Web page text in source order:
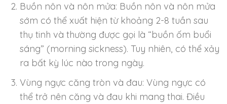
Buồn nôn và nôn mửa: Buồn nôn và nôn mửa
sớm có thể xuất hiện từ khoảng 2-8 tuần sau
thụ tinh và thường được gọi là “buồn ốm buổi
sáng” (morning sickness). Tuy nhiên, có thể xảy
ra bất kỳ lúc nào trong ngày.
Vùng ngực căng tròn và đau: Vùng ngực có
thể trở nên căng và đau khi mang thai. Điều